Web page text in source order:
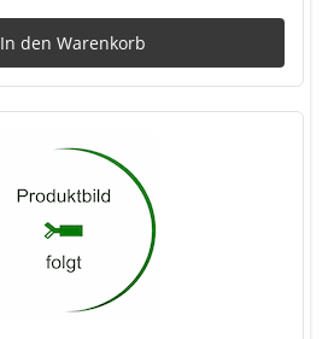
In den Warenkorb